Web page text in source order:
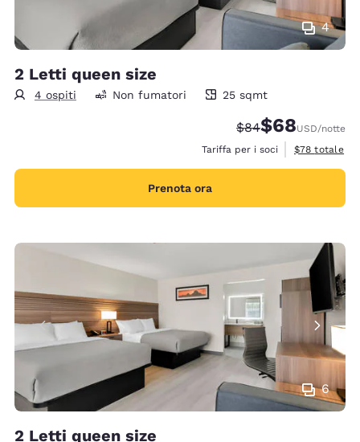
4
2 Letti queen size
4 ospiti
25 metri quadri
Non fumatori 25 sqmt
Tariffa di barratura:
$84Tariffa
$68USD/notte
Tariffa per i soci
Visualizza i
$78 totale
Prenota ora
6
2 Letti queen size